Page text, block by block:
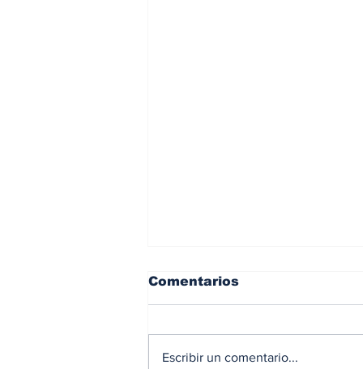
Comentarios
Escribir un comentario...